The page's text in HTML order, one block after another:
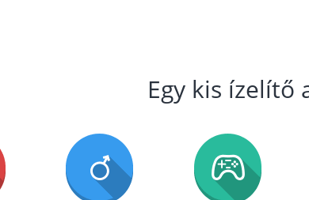
Egy kis ízelítő